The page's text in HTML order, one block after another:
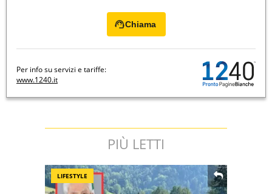
Chiama
Per info su servizi e tariffe:
www.1240.it
PIÙ LETTI
LIFESTYLE